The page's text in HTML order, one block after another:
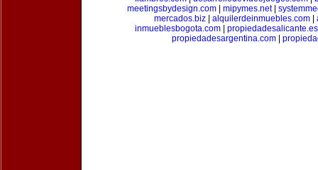
meetingsbydesign.com| mipymes.net|
mercados.biz| alquilerdeinmuebles.com|
inmueblesbogota.com| propiedadesalicante.es
propiedadesargentina.com|